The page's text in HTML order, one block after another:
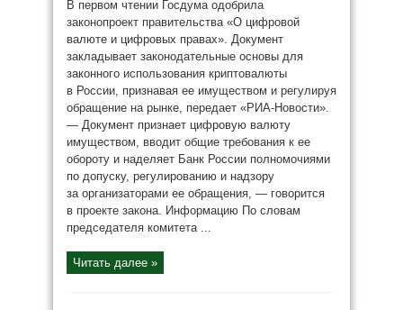
В первом чтении Госдума одобрила
законопроект правительства «О цифровой
валюте и цифровых правах». Документ
закладывает законодательные основы для
законного использования криптовалюты
в России, признавая ее имуществом и регулируя
обращение на рынке, передает «РИА-Новости».
— Документ признает цифровую валюту
имуществом, вводит общие требования к ее
обороту и наделяет Банк России полномочиями
по допуску, регулированию и надзору
за организаторами ее обращения, — говорится
в проекте закона. Информацию По словам
председателя комитета ...
Читать далее »